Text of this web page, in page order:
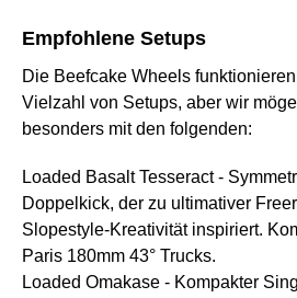
Empfohlene Setups
Die Beefcake Wheels
Vielzahl von Setups, aber wir
besonders mit den folgenden:
Loaded Basalt Tesseract-
Doppelkick, der zu ultimativer
Slopestyle-Kreativität inspiriert.
Paris 180mm 43° Trucks.
Loaded Omakase - Kompakter